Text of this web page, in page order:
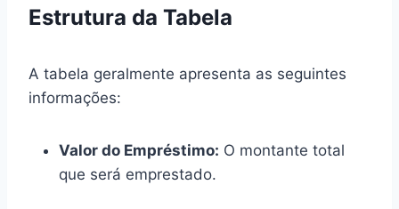
Estrutura da Tabela
A tabela geralmente apresenta as seguintes
informações:
Valor do Empréstimo: O montante total
que será emprestado.